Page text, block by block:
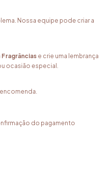
Nossa equipe pode criar a
Fragrâncias e crie uma lembrança
ocasião especial.
do pagamento